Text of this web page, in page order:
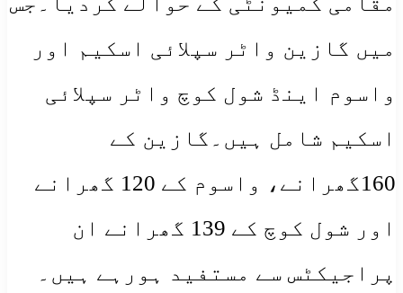
میں گازین واٹر سپلائی اسکیم اور
واسوم اینڈ شول کوچ واٹر سپلائی
اسکیم شامل ہیں۔گازین کے
160گھرانے، واسوم کے 120 گھرانے
اور شول کوچ کے 139 گھرانے ان
پراجیکٹس سے مستفید ہورہے ہیں۔